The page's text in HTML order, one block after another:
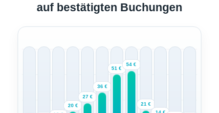
auf bestätigten Buchungen
20 €
27 €
36 €
51 €
54 €
21 €